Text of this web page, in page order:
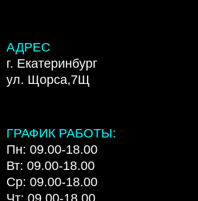
АДРЕС
г. Екатеринбург
ул. Щорса,7Щ
ГРАФИК РАБОТЫ:
Пн: 09.00-18.00
Вт: 09.00-18.00
Ср: 09.00-18.00
Чт: 09.00-18.00